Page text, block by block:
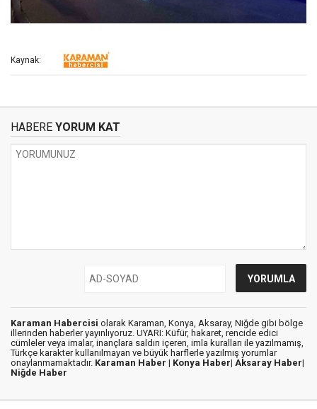
Kaynak:
HABERE YORUM KAT
Karaman Habercisi olarak Karaman, Konya, Aksaray, Niğde gibi bölge
illerinden haberler yayınlıyoruz. UYARI: Küfür, hakaret, rencide edici
cümleler veya imalar, inançlara saldırı içeren, imla kuralları ile yazılmamış,
Türkçe karakter kullanılmayan ve büyük harflerle yazılmış yorumlar
onaylanmamaktadır. Karaman Haber | Konya Haber| Aksaray Haber|
Niğde Haber